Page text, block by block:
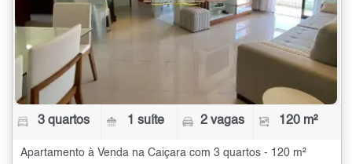
3 quartos 1 suíte 2 vagas 120 m²
Apartamento à Venda na Caiçara com 3 quartos - 120 m²